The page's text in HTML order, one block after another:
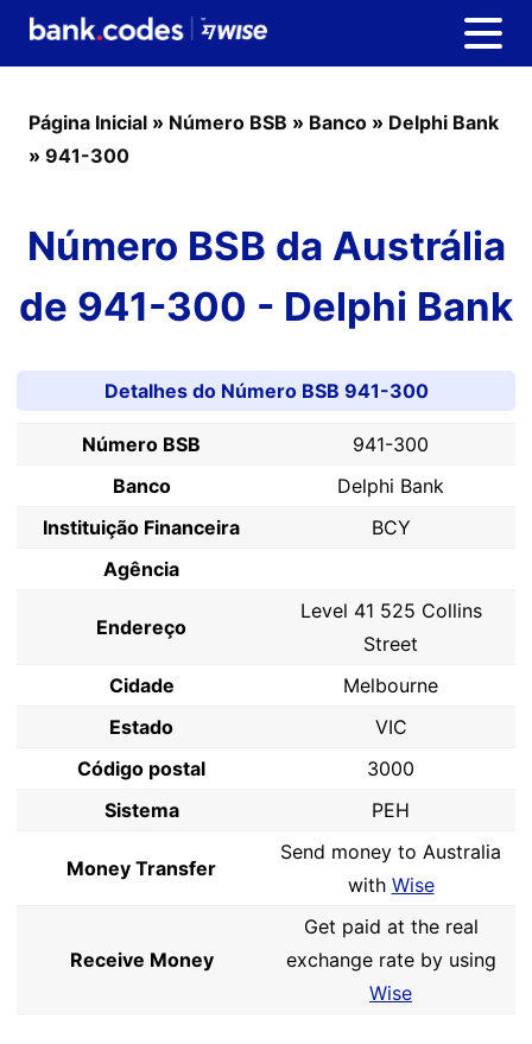
Página Inicial » Número BSB » Banco » Delphi Bank
» 941-300
Número BSB da Austrália
de 941-300 - Delphi Bank
Detalhes do Número BSB 941-300
Número BSB
941-300
Banco
Delphi Bank
Instituição Financeira
BCY
Agência
Endereço
Level 41 525 Collins
Street
Cidade
Melbourne
Estado
VIC
Código postal
3000
Sistema
PEH
Money Transfer
Send money to Australia
with Wise
Receive Money
Get paid at the real
exchange rate by using
Wise